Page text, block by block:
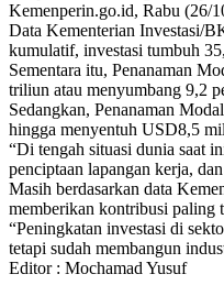
Kemenperin.go.id, Rabu (26/
Data Kementerian Investasi/
kumulatif, investasi tumbuh
Sementara itu, Penanaman
triliun atau menyumbang 9,2
Sedangkan, Penanaman
hingga menyentuh USD8,5
“Di tengah situasi dunia saat
penciptaan lapangan kerja,
Masih berdasarkan data
memberikan kontribusi paling
“Peningkatan investasi di
tetapi sudah membangun
Editor : Mochamad Yusuf